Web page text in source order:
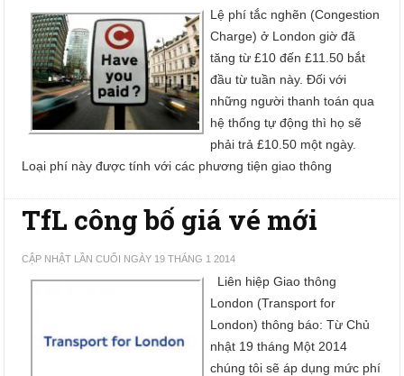
Lệ phí tắc nghẽn (Congestion
Charge) ở London giờ đã
tăng từ £10 đến £11.50 bắt
đầu từ tuần này. Đối với
những người thanh toán qua
hệ thống tự động thì họ sẽ
phải trả £10.50 một ngày.
Loại phí này được tính với các phương tiện giao thông
TfL công bố giá vé mới
CẬP NHẬT LẦN CUỐI NGÀY 19 THÁNG 1 2014
Liên hiệp Giao thông
London (Transport for
London) thông báo: Từ Chủ
nhật 19 tháng Một 2014
chúng tôi sẽ áp dụng mức phí